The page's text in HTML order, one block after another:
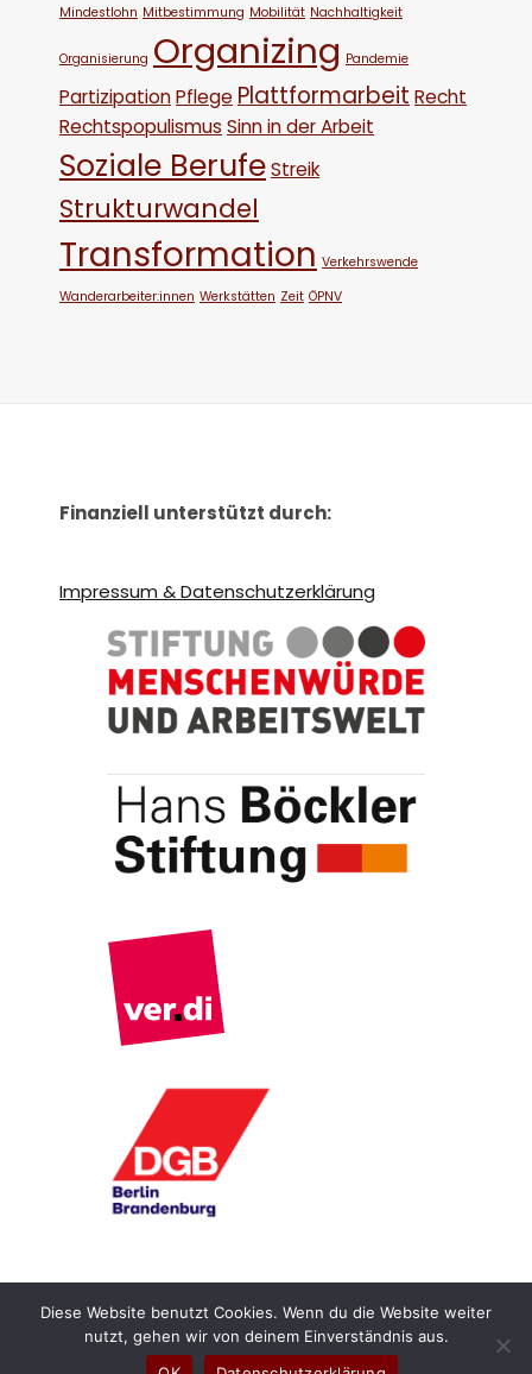
Mindestlohn Mitbestimmung Mobilität Nachhaltigkeit
Organisierung Organizing Pandemie
PartizipationPflege Plattformarbeit Recht
Rechtspopulismus Sinn in der Arbeit
Soziale BerufeStreik
Strukturwandel
Transformation Verkehrswende
Wanderarbeiter:innen Werkstätten Zeit ÖPNV
Finanziell unterstützt durch:
Impressum & Datenschutzerklärung
Copyright © 2022 "Democratize Work!"
Diese Website benutzt Cookies. Wenn du die Website weiter
nutzt, gehen wir von deinem Einverständnis aus.